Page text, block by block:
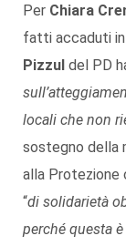
Per Chiara
fatti accaduti
Pizzul del PD
locali che non
sostegno della
alla Protezione
“di solidarietà
perché questa